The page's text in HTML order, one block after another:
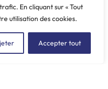
En cliquant sur « Tout
utilisation des cookies.
Accepter tout